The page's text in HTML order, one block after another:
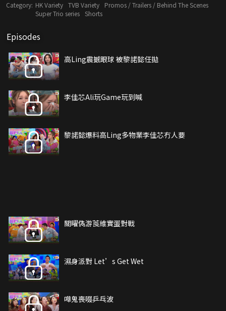
Category: HK Variety TVB Variety
Promos / Trailers / Behind The Scenes
Super Trio series Shorts
Episodes
高Ling震撼眼球 被黎諾懿任拋
李佳芯Ali玩Game玩到喊
黎諾懿爆料高Ling多物業李佳芯冇人要
關曜儁游莨維實蛋對戰
濕身派對 Let’s Get Wet
嘩鬼喪啜乒乓波